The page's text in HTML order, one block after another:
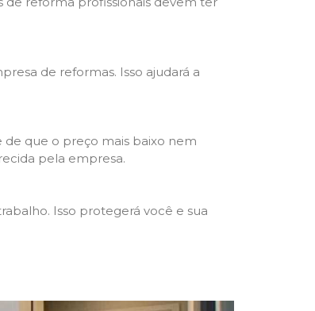
de reformas. Isso ajudará a
que o preço mais baixo nem
pela empresa.
Isso protegerá você e sua